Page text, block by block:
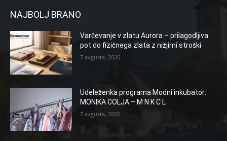
NAJBOLJ BRANO
Varčevanje v zlatu Aurora – prilagodljiva
pot do fizičnega zlata z nižjimi stroški
7 avgusta, 2026
Udeleženka programa Modni inkubator:
MONIKA COLJA – M N K C L
7 avgusta, 2026